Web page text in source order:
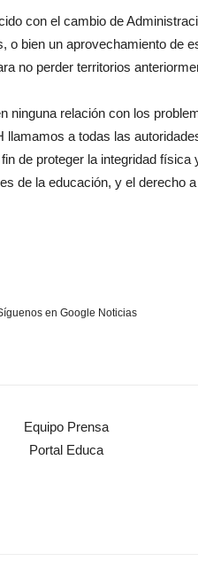
con el cambio de
o bien un aprovechamiento de
no perder territorios
ninguna relación con los
a todas las
de proteger la integridad
de la educación, y el derecho
en Google Noticias
Equipo Prensa
Portal Educa